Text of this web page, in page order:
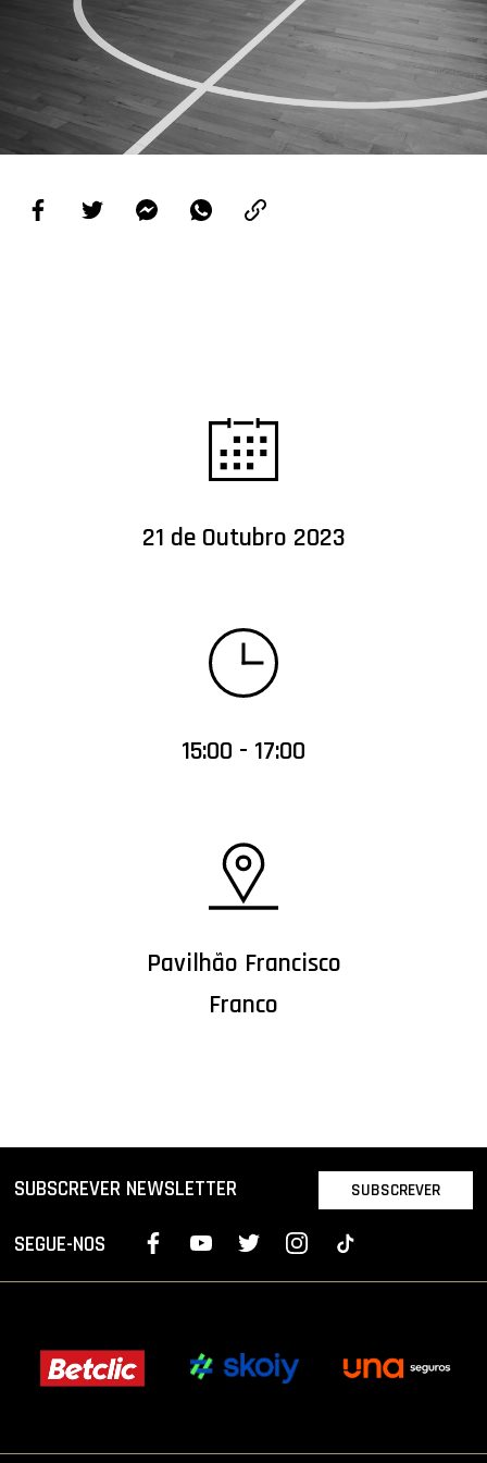
PROJETOS
LIGA BETCLIC MASCULINA
LIGA BETCLIC FEMININA
21 de Outubro 2023
15:00 - 17:00
Pavilhão Francisco
Franco
SUBSCREVER NEWSLETTER SUBSCREVER
SEGUE-NOS